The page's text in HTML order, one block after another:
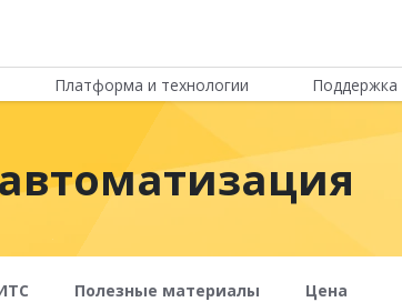
Платформа и технологии Поддержка
Полезные материалы Цена